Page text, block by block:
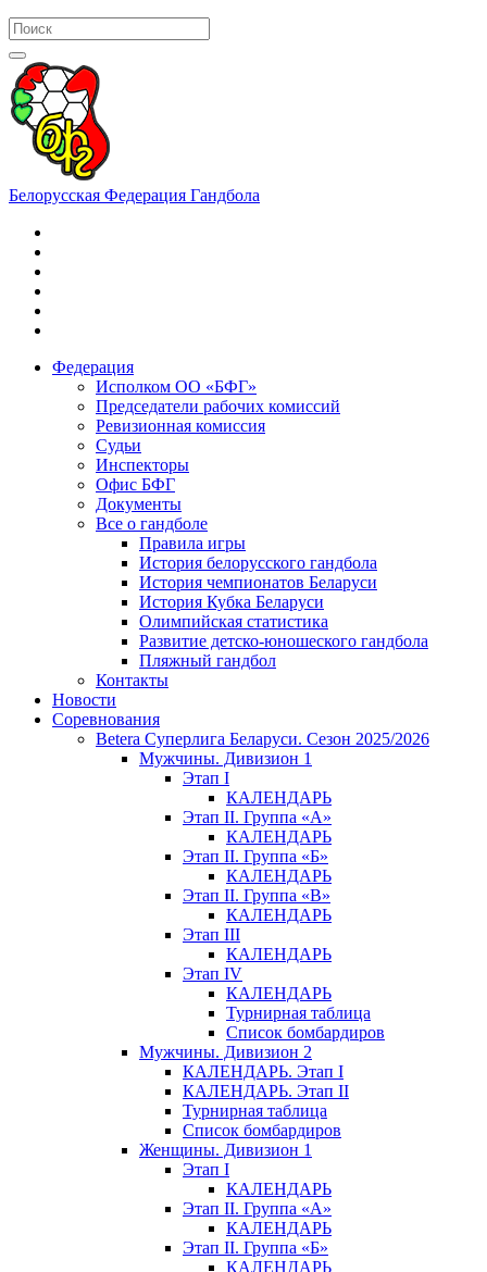
Белорусская Федерация Гандбола
Федерация
Исполком ОО «БФГ»
Председатели рабочих комиссий
Ревизионная комиссия
Судьи
Инспекторы
Офис БФГ
Документы
Все о гандболе
Правила игры
История белорусского гандбола
История чемпионатов Беларуси
История Кубка Беларуси
Олимпийская статистика
Развитие детско-юношеского гандбола
Пляжный гандбол
Контакты
Новости
Соревнования
Betera Суперлига Беларуси. Сезон 2025/2026
Мужчины. Дивизион 1
Этап I
КАЛЕНДАРЬ
Этап II. Группа «А»
КАЛЕНДАРЬ
Этап II. Группа «Б»
КАЛЕНДАРЬ
Этап II. Группа «В»
КАЛЕНДАРЬ
Этап III
КАЛЕНДАРЬ
Этап IV
КАЛЕНДАРЬ
Турнирная таблица
Список бомбардиров
Мужчины. Дивизион 2
КАЛЕНДАРЬ. Этап I
КАЛЕНДАРЬ. Этап II
Турнирная таблица
Список бомбардиров
Женщины. Дивизион 1
Этап I
КАЛЕНДАРЬ
Этап II. Группа «А»
КАЛЕНДАРЬ
Этап II. Группа «Б»
КАЛЕНДАРЬ